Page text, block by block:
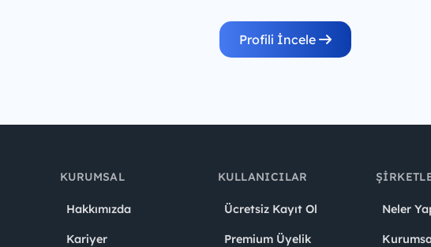
Profili İncele
KURUMSAL
Hakkımızda
Kariyer
KULLANICILAR
Ücretsiz Kayıt Ol
Premium Üyelik
Neler